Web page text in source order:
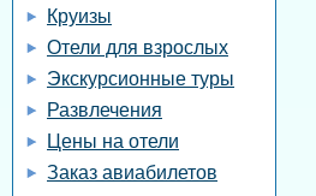
Круизы
Отели для взрослых
Экскурсионные туры
Развлечения
Цены на отели
Заказ авиабилетов